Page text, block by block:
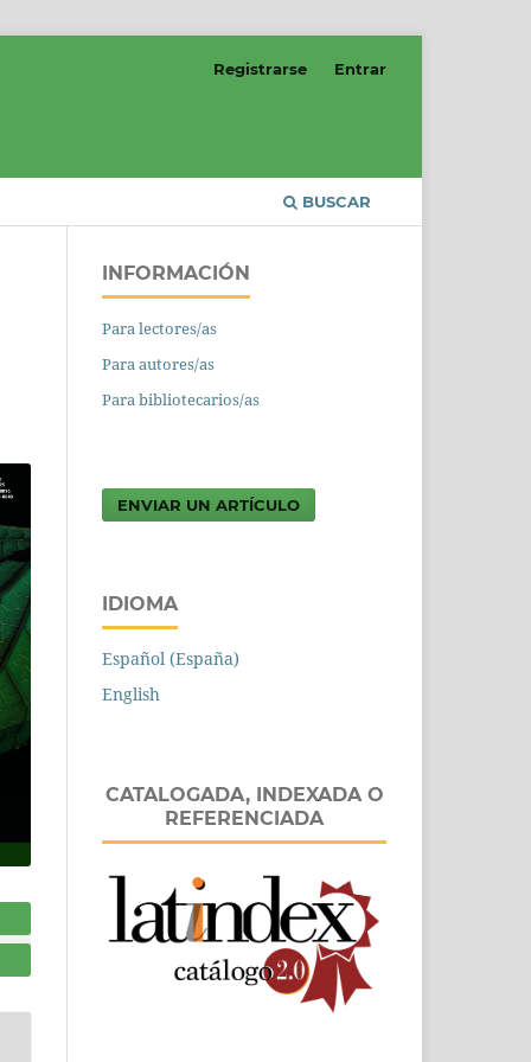
BUSCAR
Registrarse Entrar
INFORMACIÓN
Para lectores/as
Para autores/as
Para bibliotecarios/as
ENVIAR UN ARTÍCULO
IDIOMA
Español (España)
English
CATALOGADA, INDEXADA O
REFERENCIADA